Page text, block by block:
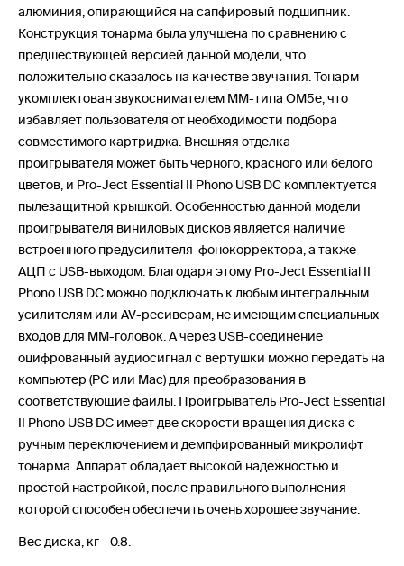
алюминия, опирающийся на сапфировый подшипник.
Конструкция тонарма была улучшена по сравнению с
предшествующей версией данной модели, что
положительно сказалось на качестве звучания. Тонарм
укомплектован звукоснимателем MM-типа OM5e, что
избавляет пользователя от необходимости подбора
совместимого картриджа. Внешняя отделка
проигрывателя может быть черного, красного или белого
цветов, и Pro-Ject Essential II Phono USB DC комплектуется
пылезащитной крышкой. Особенностью данной модели
проигрывателя виниловых дисков является наличие
встроенного предусилителя-фонокорректора, а также
АЦП с USB-выходом. Благодаря этому Pro-Ject Essential II
Phono USB DC можно подключать к любым интегральным
усилителям или AV-ресиверам, не имеющим специальных
входов для MM-головок. А через USB-соединение
оцифрованный аудиосигнал с вертушки можно передать на
компьютер (PC или Mac) для преобразования в
соответствующие файлы. Проигрыватель Pro-Ject Essential
II Phono USB DC имеет две скорости вращения диска с
ручным переключением и демпфированный микролифт
тонарма. Аппарат обладает высокой надежностью и
простой настройкой, после правильного выполнения
которой способен обеспечить очень хорошее звучание.
Вес диска, кг - 0.8.